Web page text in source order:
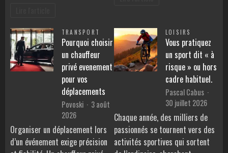
TRANSPORT
Pourquoi choisir
un chauffeur
privé evenement
pour vos
déplacements
Povoski
3 août
2026
Organiser un déplacement lors
d’un événement exige précision
LOISIRS
Vous pratiquez
un sport dit « à
risque » ou hors
cadre habituel.
Pascal Cabus
30 juillet 2026
Chaque année, des milliers de
passionnés se tournent vers des
activités sportives qui sortent